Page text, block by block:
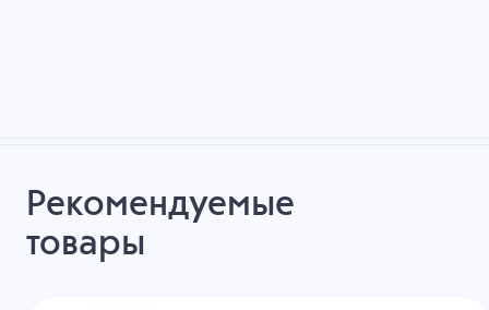
Рекомендуемые
товары